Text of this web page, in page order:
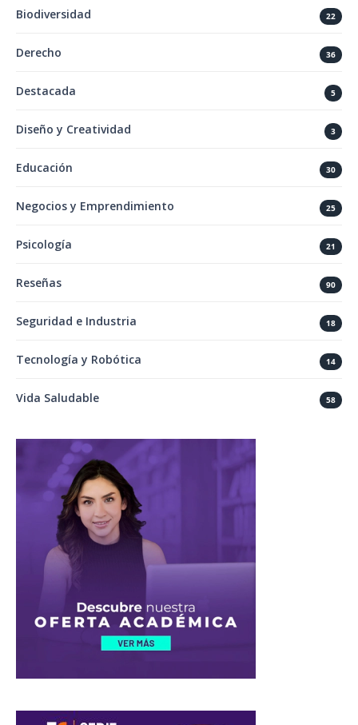
Biodiversidad 22
Derecho 36
Destacada 5
Diseño y Creatividad 3
Educación 30
Negocios y Emprendimiento 25
Psicología 21
Reseñas 90
Seguridad e Industria 18
Tecnología y Robótica 14
Vida Saludable 58